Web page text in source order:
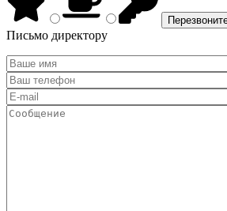
Письмо директору